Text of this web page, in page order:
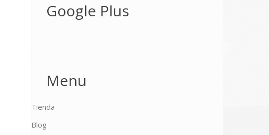
Google Plus
Menu
Tienda
Blog